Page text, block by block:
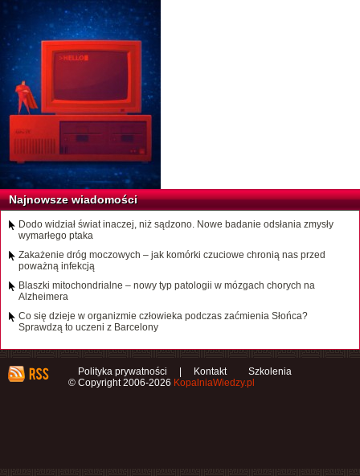
Najnowsze wiadomości
Dodo widział świat inaczej, niż sądzono. Nowe badanie odsłania zmysły
wymarłego ptaka
Zakażenie dróg moczowych – jak komórki czuciowe chronią nas przed
poważną infekcją
Blaszki mitochondrialne – nowy typ patologii w mózgach chorych na
Alzheimera
Co się dzieje w organizmie człowieka podczas zaćmienia Słońca?
Sprawdzą to uczeni z Barcelony
Polityka prywatności Kontakt
Szkolenia
© Copyright 2006-2026 KopalniaWiedzy.pl